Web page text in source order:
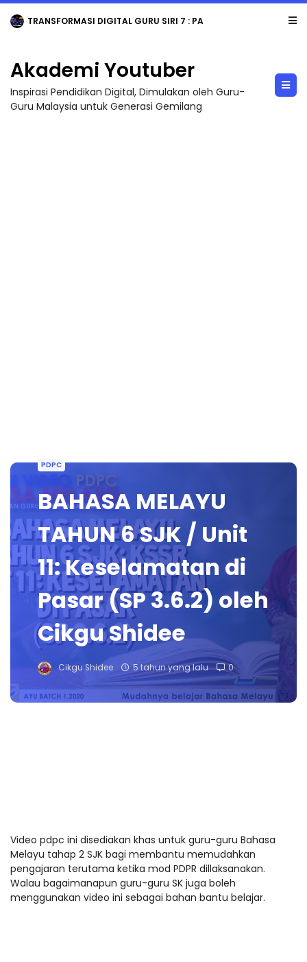
TRANSFORMASI DIGITAL GURU SIRI 7 : PAHLAWAN DIGITAL PENYELAMAT DUNIA
Akademi Youtuber
Inspirasi Pendidikan Digital, Dimulakan oleh Guru-
Guru Malaysia untuk Generasi Gemilang
PDPC
BAHASA MELAYU
TAHUN 6 SJK / Unit
11: Keselamatan di
Pasar (SP 3.6.2) oleh
Cikgu Shidee
Cikgu Shidee 5 tahun yang lalu 0
Video pdpc ini disediakan khas untuk guru-guru Bahasa
Melayu tahap 2 SJK bagi membantu memudahkan
pengajaran terutama ketika mod PDPR dillaksanakan.
Walau bagaimanapun guru-guru SK juga boleh
menggunakan video ini sebagai bahan bantu belajar.